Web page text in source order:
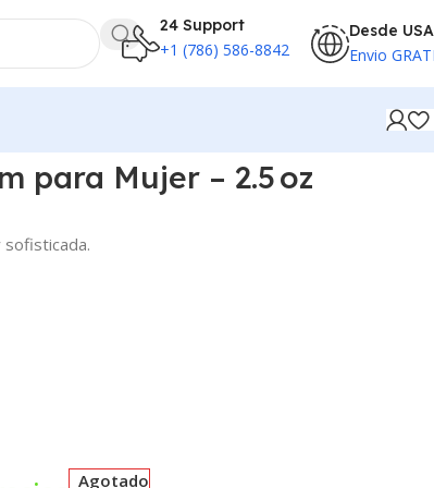
24 Support
+1 (786) 586-8842
Desde USA
Envio
para Mujer – 2.5 oz
Agotado